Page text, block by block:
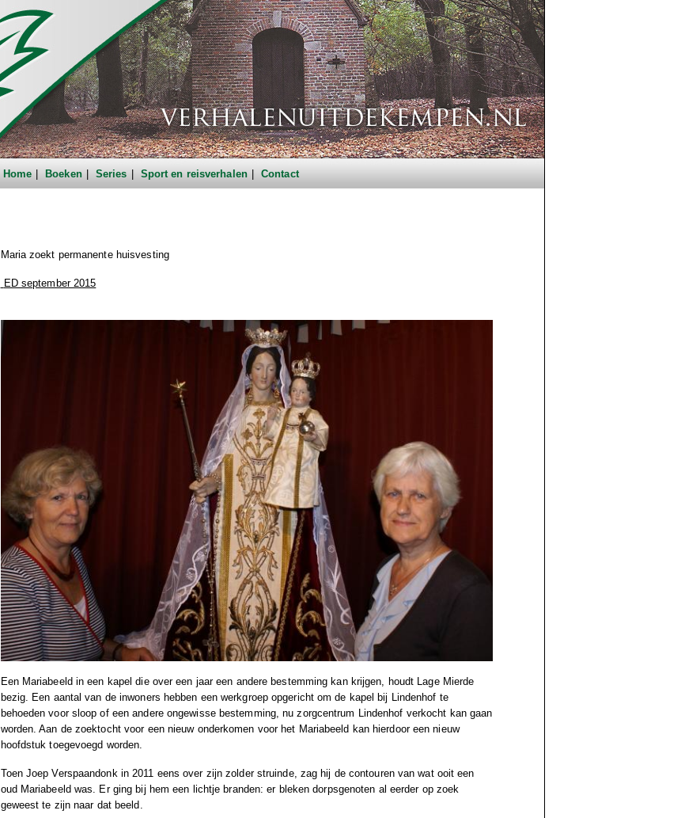
Home Boeken Series Sport en reisverhalen Contact
Maria zoekt permanente huisvesting
ED september 2015
Een Mariabeeld in een kapel die over een jaar een andere bestemming kan krijgen, houdt Lage Mierde
bezig. Een aantal van de inwoners hebben een werkgroep opgericht om de kapel bij Lindenhof te
behoeden voor sloop of een andere ongewisse bestemming, nu zorgcentrum Lindenhof verkocht kan gaan
worden. Aan de zoektocht voor een nieuw onderkomen voor het Mariabeeld kan hierdoor een nieuw
hoofdstuk toegevoegd worden.
Toen Joep Verspaandonk in 2011 eens over zijn zolder struinde, zag hij de contouren van wat ooit een
oud Mariabeeld was. Er ging bij hem een lichtje branden: er bleken dorpsgenoten al eerder op zoek
geweest te zijn naar dat beeld.